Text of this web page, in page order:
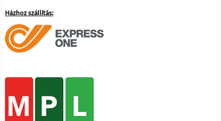
Házhoz szállítás: